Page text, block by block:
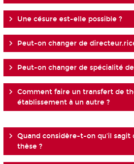
Une césure est-elle possible ?
Peut-on changer de
Peut-on changer de spécialité
Comment faire un transfert de
établissement à un autre ?
Quand considère-t-on qu'il sagit
thèse ?